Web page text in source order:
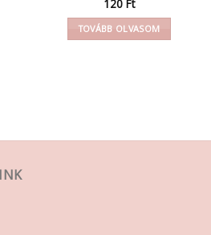
120 Ft
TOVÁBB OLVASOM